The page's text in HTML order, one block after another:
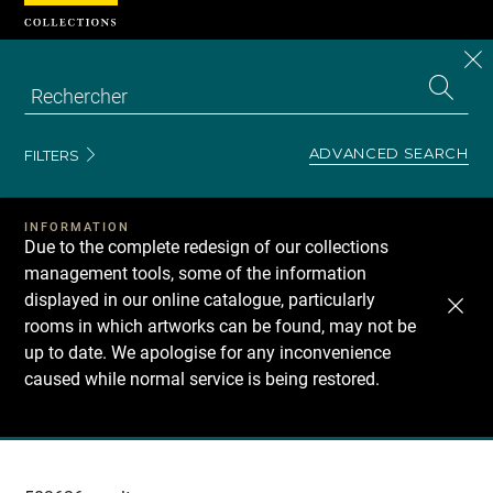
FILTERS ADVANCED SEARCH
INFORMATION
Due to the complete redesign of our collections
management tools, some of the information
displayed in our online catalogue, particularly
rooms in which artworks can be found, may not be
up to date. We apologise for any inconvenience
caused while normal service is being restored.
Recherche
Cookies management panel